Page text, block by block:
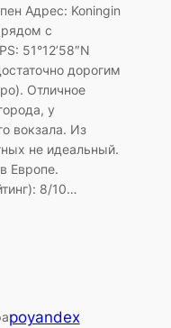
Адрес: Koningin
с
51°12’58″N
дорогим
Отличное
у
вокзала. Из
не идеальный.
Европе.
8/10…
poyandex